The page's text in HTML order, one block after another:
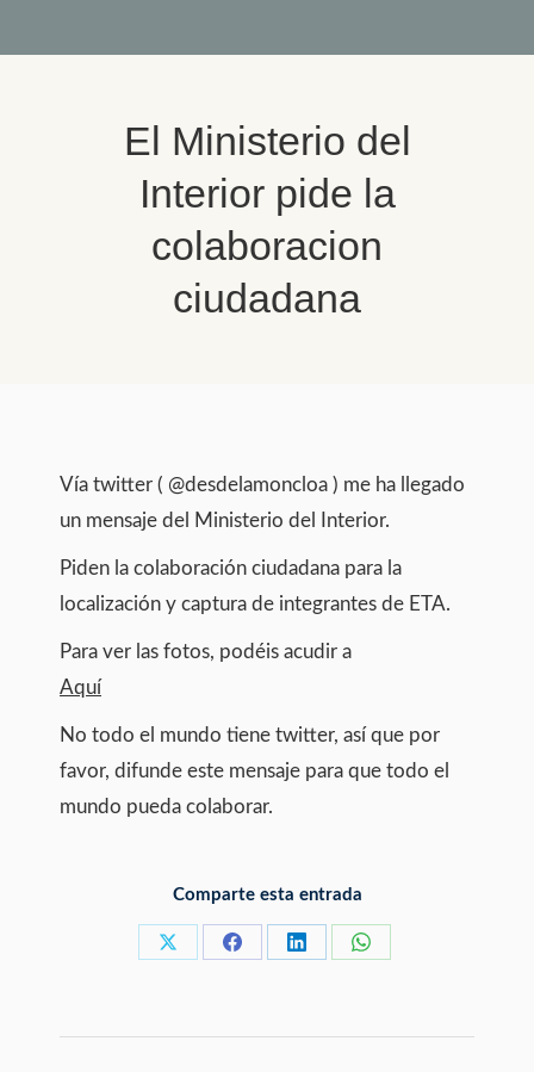
El Ministerio del
Interior pide la
colaboracion
ciudadana
Vía twitter ( @desdelamoncloa ) me ha llegado
un mensaje del Ministerio del Interior.
Piden la colaboración ciudadana para la
localización y captura de integrantes de ETA.
Para ver las fotos, podéis acudir a
Aquí
No todo el mundo tiene twitter, así que por
favor, difunde este mensaje para que todo el
mundo pueda colaborar.
Comparte esta entrada
Share
Share
Share
Share